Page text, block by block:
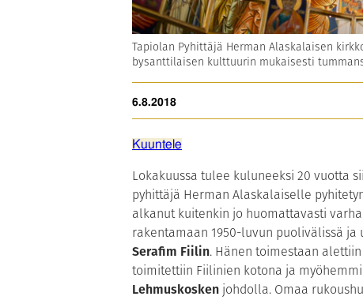
Tapiolan Pyhittäjä Herman Alaskalaisen
bysanttilaisen kulttuurin mukaisesti
6.8.2018
Kuuntele
Lokakuussa tulee kuluneeksi 20 vuotta
pyhittäjä Herman Alaskalaiselle
alkanut kuitenkin jo huomattavasti
rakentamaan 1950-luvun puolivälissä
Serafim Fiilin. Hänen toimestaan
toimitettiin Fiilinien kotona ja
Lehmuskosken johdolla. Omaa